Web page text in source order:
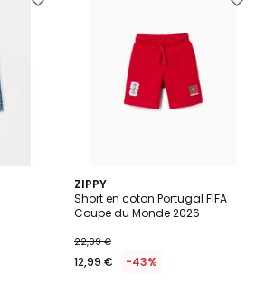
ZIPPY
Short en coton Portugal FIFA
Coupe du Monde 2026
22,99 €
12,99 € -43%